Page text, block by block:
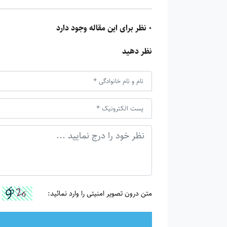
0 نظر برای این مقاله وجود دارد
نظر دهید
متن درون تصویر امنیتی را وارد نمائید: